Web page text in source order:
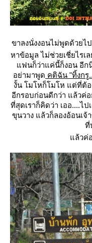
ขาลงนั่งงอนไม่พูดด้วยไ
หาข้อมูล ไม่ช่วยเชี่ยไร
ฟนก็ว่าแค่นี้ก็งอน อีกนิ
อย่ามาพูด คติฉัน "ทิ้งกรู
งั้น โมโหก็โมโห แต่ที่ต้
อีกรอบก่อนดีกว่า แล้วค่อ
ที่สุดเราก็คิดว่า เออ....ไ
ขุนวาง แล้วก็ลองอ้อนเ
ที่
ล้วค่อ